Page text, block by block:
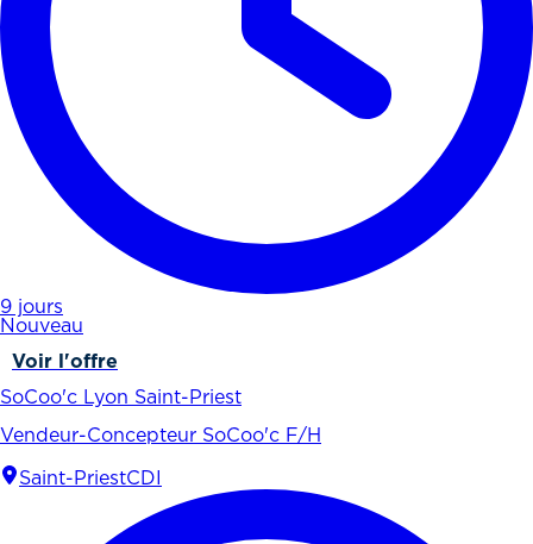
9 jours
Nouveau
Voir l'offre
SoCoo'c Lyon Saint-Priest
Vendeur-Concepteur SoCoo'c F/H
Saint-PriestCDI